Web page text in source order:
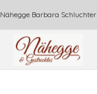
Nähegge Barbara Schluchter